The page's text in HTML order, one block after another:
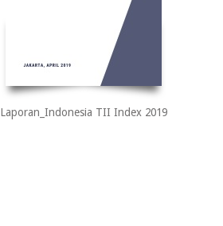
Laporan_Indonesia TII Index 2019